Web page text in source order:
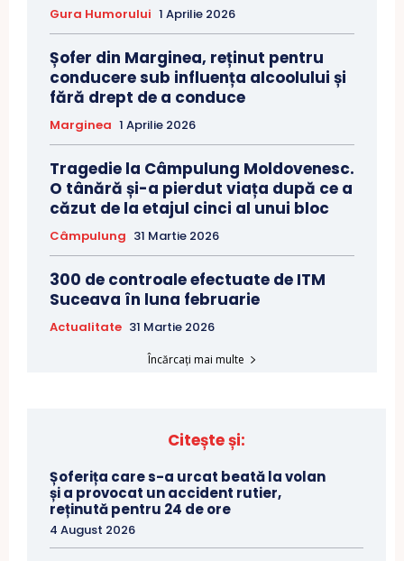
Gura Humorului 1 Aprilie 2026
Șofer din Marginea, reținut pentru
conducere sub influența alcoolului și
fără drept de a conduce
Marginea 1 Aprilie 2026
Tragedie la Câmpulung Moldovenesc.
O tânără și-a pierdut viața după ce a
căzut de la etajul cinci al unui bloc
Câmpulung 31 Martie 2026
300 de controale efectuate de ITM
Suceava în luna februarie
Actualitate 31 Martie 2026
Încărcați mai multe
Citește și:
Șoferița care s-a urcat beată la volan
și a provocat un accident rutier,
reținută pentru 24 de ore
4 August 2026